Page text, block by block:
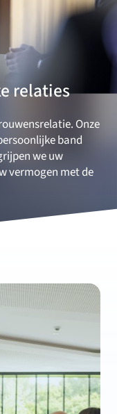
relaties
Onze
band
we uw
vermogen met de